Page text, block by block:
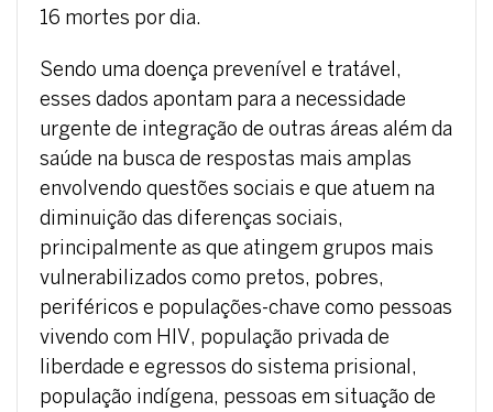
16 mortes por dia.
Sendo uma doença prevenível e tratável,
esses dados apontam para a necessidade
urgente de integração de outras áreas além da
saúde na busca de respostas mais amplas
envolvendo questões sociais e que atuem na
diminuição das diferenças sociais,
principalmente as que atingem grupos mais
vulnerabilizados como pretos, pobres,
periféricos e populações-chave como pessoas
vivendo com HIV, população privada de
liberdade e egressos do sistema prisional,
população indígena, pessoas em situação de